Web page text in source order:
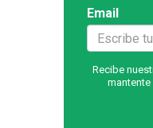
Email
Recibe